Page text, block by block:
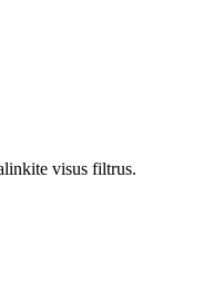
visus filtrus.